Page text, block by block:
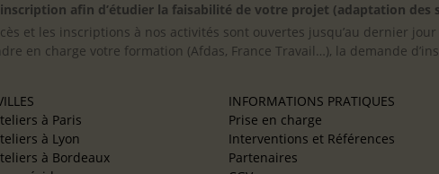
afin d’étudier la faisabilité de votre projet (adaptation des
et les inscriptions à nos activités sont ouvertes jusqu’au dernier
en charge votre formation (Afdas, France Travail…), la demande
à Paris
à Lyon
à Bordeaux
INFORMATIONS PRATIQUES
Prise en charge
Interventions et Références
Partenaires